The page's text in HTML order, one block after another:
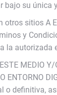
bajo su única
otros sitios A
y
la autorizada
MEDIO
ENTORNO
o definitiva,